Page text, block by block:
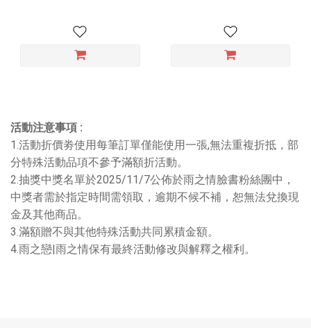
活動注意事項 :
1.活動折價劵使用每筆訂單僅能使用一張,無法重複折抵，部
分特殊活動品項不參予滿額折活動。
2.抽獎中獎名單於2025/11/7公佈於雨之情臉書粉絲團中，
中獎者需於指定時間需領取，逾期不候不補，恕無法兌換現
金及其他商品。
3.滿額贈不與其他特殊活動共同累積金額。
4.雨之戀|雨之情保有最終活動修改與解釋之權利。